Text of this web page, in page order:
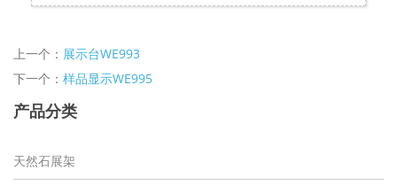
上一个： 展示台WE993
下一个： 样品显示WE995
产品分类
天然石展架